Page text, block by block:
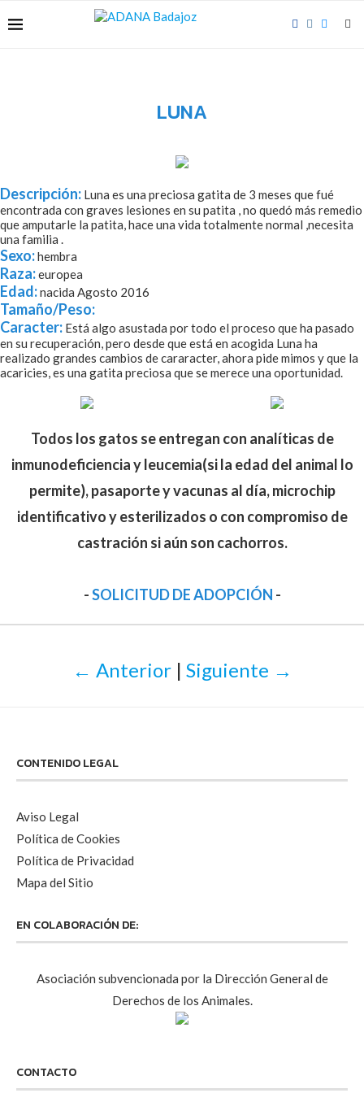
LUNA
Descripción: Luna es una preciosa gatita de 3 meses que fué
encontrada con graves lesiones en su patita , no quedó más remedio
que amputarle la patita, hace una vida totalmente normal ,necesita
una familia .
Sexo:hembra
Raza:europea
Edad:nacida Agosto 2016
Tamaño/Peso:
Caracter: Está algo asustada por todo el proceso que ha pasado
en su recuperación, pero desde que está en acogida Luna ha
realizado grandes cambios de cararacter, ahora pide mimos y que la
acaricies, es una gatita preciosa que se merece una oportunidad.
Todos los gatos se entregan con analíticas de
inmunodeficiencia y leucemia(si la edad del animal lo
permite), pasaporte y vacunas al día, microchip
identificativo y esterilizados o con compromiso de
castración si aún son cachorros.
-SOLICITUD DE ADOPCIÓN -
← Anterior| Siguiente →
CONTENIDO LEGAL
Aviso Legal
Política de Cookies
Política de Privacidad
Mapa del Sitio
EN COLABORACIÓN DE:
Asociación subvencionada por la Dirección General de
Derechos de los Animales.
CONTACTO